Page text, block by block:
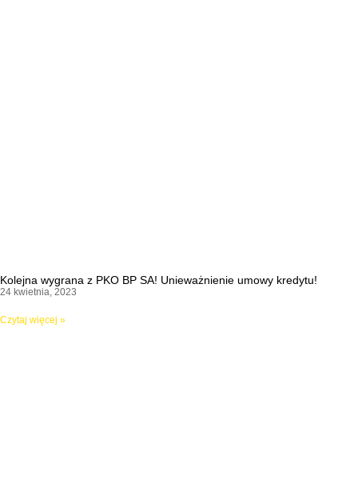
Kolejna wygrana z PKO BP SA! Unieważnienie umowy kredytu!
24 kwietnia, 2023
Czytaj więcej »